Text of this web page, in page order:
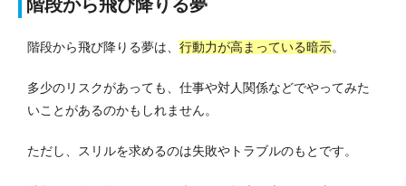
階段から飛び降りる夢
階段から飛び降りる夢は、 行動力が高まっている暗示。
多少のリスクがあっても、仕事や対人関係などでやってみた
いことがあるのかもしれません。
ただし、スリルを求めるのは失敗やトラブルのもとです。